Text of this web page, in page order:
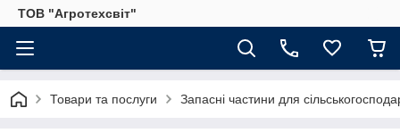
ТОВ "Агротехсвіт"
Товари та послуги Запасні частини для